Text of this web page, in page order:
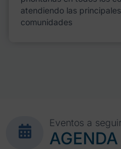
atendiendo las
comunidades
Eventos a seguir
AGENDA